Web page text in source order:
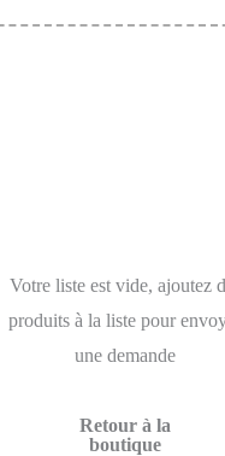
Votre liste est vide, ajoutez
produits à la liste pour
une demande
Retour à la
boutique